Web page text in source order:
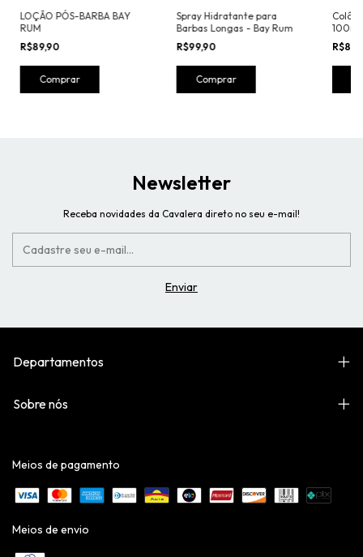
LOÇÃO PÓS-BARBA BAY
RUM
R$89,90
Comprar
Spray Hidratante para
Barbas Longas - Bay Rum
R$99,90
100ml
Newsletter
Receba novidades da Cavalera direto no seu e-mail!
Departamentos
Sobre nós
Meios de pagamento
Meios de envio